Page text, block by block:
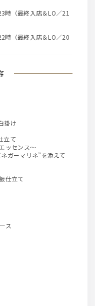
掛け
立て
ッセンス～
ガーマリネ”を添えて
仕立て
ス
時（最終入店＆LO／21
時（最終入店＆LO／20